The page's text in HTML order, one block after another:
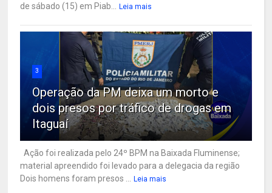
de sábado (15) em Piab...
Leia mais
3
Operação da PM deixa um morto e
dois presos por tráfico de drogas em
Itaguaí
Ação foi realizada pelo 24º BPM na Baixada Fluminense;
material apreendido foi levado para a delegacia da região
Dois homens foram presos ...
Leia mais